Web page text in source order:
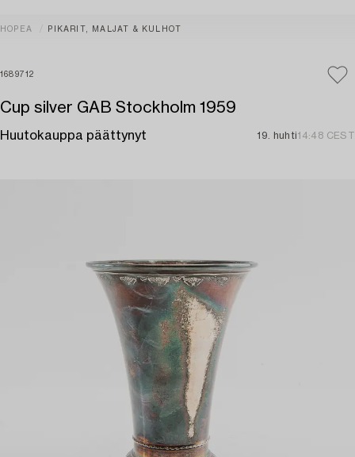
HOPEA PIKARIT, MALJAT & KULHOT
1689712
Cup silver GAB Stockholm 1959
Huutokauppa päättynyt 19. huhti14:48 CEST